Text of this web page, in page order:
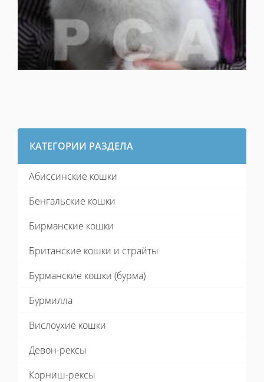
КАТЕГОРИИ РАЗДЕЛА
Абиссинские кошки
Бенгальские кошки
Бирманские кошки
Британские кошки и страйты
Бурманские кошки (бурма)
Бурмилла
Вислоухие кошки
Девон-рексы
Корниш-рексы